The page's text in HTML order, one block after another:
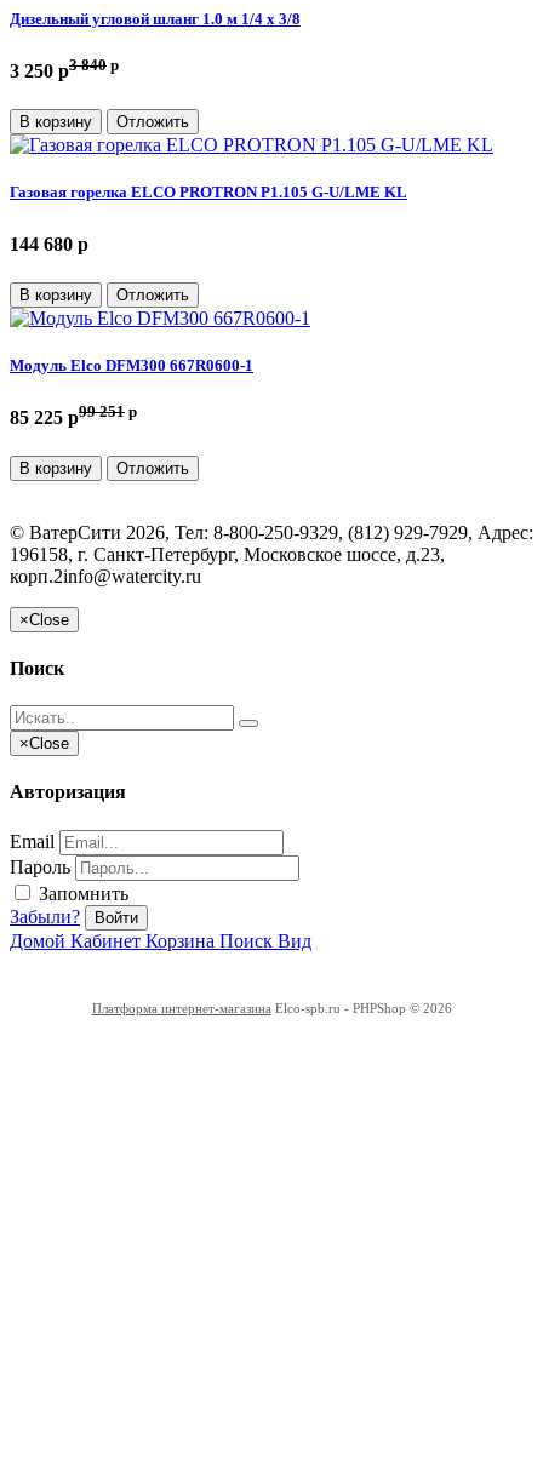
Дизельный угловой шланг 1.0 м 1/4 х 3/8
3 250 p3 840 p
В корзину Отложить
Газовая горелка ELCO PROTRON P1.105 G-U/LME KL
144 680 p
В корзину Отложить
Модуль Elco DFM300 667R0600-1
85 225 p99 251 p
В корзину Отложить
© ВатерСити 2026, Тел: 8-800-250-9329, (812) 929-7929, Адрес:
196158, г. Санкт-Петербург, Московское шоссе, д.23,
корп.2info@watercity.ru
×Close
Поиск
×Close
Авторизация
Email
Пароль
Запомнить
Забыли?
Войти
Домой Кабинет Корзина Поиск Вид
Платформа интернет-магазина Elco-spb.ru - PHPShop © 2026